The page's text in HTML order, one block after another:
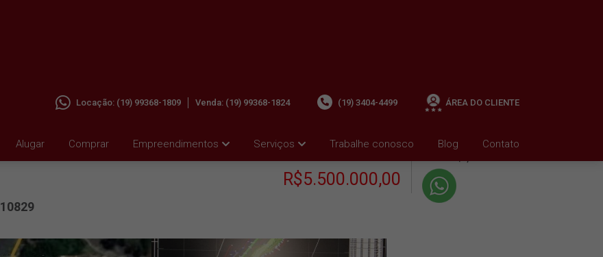
Alugar Comprar Empreendimentos Serviços Trabalhe conosco Blog Contato
Locação: (19) 99368-1809 Venda: (19) 99368-1824 (19) 3404-4499 ÁREA DO CLIENTE
10829
R$5.500.000,00
+ Condomínio R$0,00